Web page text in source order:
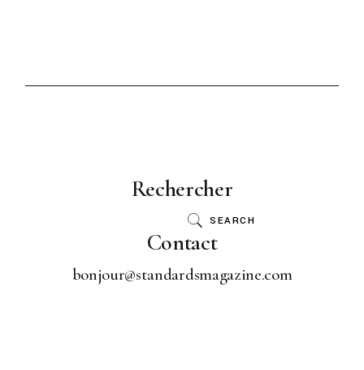
Rechercher
SEARCH
Contact
bonjour@standardsmagazine.com